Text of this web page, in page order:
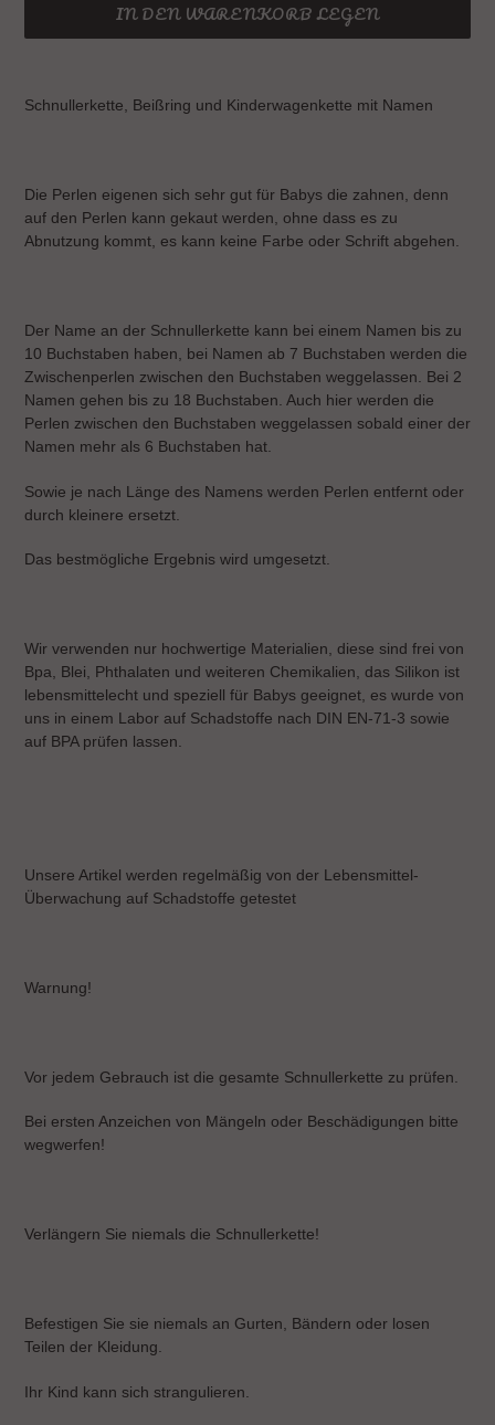
IN DEN WARENKORB LEGEN
Schnullerkette, Beißring und Kinderwagenkette mit Namen
Die Perlen eigenen sich sehr gut für Babys die zahnen, denn
auf den Perlen kann gekaut werden, ohne dass es zu
Abnutzung kommt, es kann keine Farbe oder Schrift abgehen.
Der Name an der Schnullerkette kann bei einem Namen bis zu
10 Buchstaben haben, bei Namen ab 7 Buchstaben werden die
Zwischenperlen zwischen den Buchstaben weggelassen. Bei 2
Namen gehen bis zu 18 Buchstaben. Auch hier werden die
Perlen zwischen den Buchstaben weggelassen sobald einer der
Namen mehr als 6 Buchstaben hat.
Sowie je nach Länge des Namens werden Perlen entfernt oder
durch kleinere ersetzt.
Das bestmögliche Ergebnis wird umgesetzt.
Wir verwenden nur hochwertige Materialien, diese sind frei von
Bpa, Blei, Phthalaten und weiteren Chemikalien, das Silikon ist
lebensmittelecht und speziell für Babys geeignet, es wurde von
uns in einem Labor auf Schadstoffe nach DIN EN-71-3 sowie
auf BPA prüfen lassen.
Unsere Artikel werden regelmäßig von der Lebensmittel-
Überwachung auf Schadstoffe getestet
Warnung!
Vor jedem Gebrauch ist die gesamte Schnullerkette zu prüfen.
Bei ersten Anzeichen von Mängeln oder Beschädigungen bitte
wegwerfen!
Verlängern Sie niemals die Schnullerkette!
Befestigen Sie sie niemals an Gurten, Bändern oder losen
Teilen der Kleidung.
Ihr Kind kann sich strangulieren.